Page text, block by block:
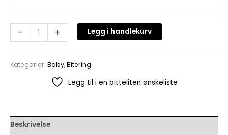
- + Legg i handlekurv
Kategorier: Baby,Bitering
Legg til i en bitteliten ønskeliste
Beskrivelse